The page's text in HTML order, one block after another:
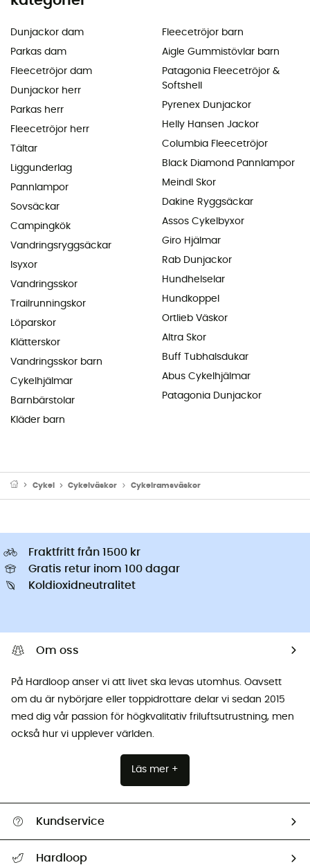
Dunjackor dam
Parkas dam
Fleecetröjor dam
Dunjackor herr
Parkas herr
Fleecetröjor herr
Tältar
Liggunderlag
Pannlampor
Sovsäckar
Campingkök
Vandringsryggsäckar
Isyxor
Vandringsskor
Trailrunningskor
Löparskor
Klätterskor
Vandringsskor barn
Cykelhjälmar
Barnbärstolar
Kläder barn
Fleecetröjor barn
Aigle Gummistövlar barn
Patagonia Fleecetröjor &
Softshell
Pyrenex Dunjackor
Helly Hansen Jackor
Columbia Fleecetröjor
Black Diamond Pannlampor
Meindl Skor
Dakine Ryggsäckar
Assos Cykelbyxor
Giro Hjälmar
Rab Dunjackor
Hundhelselar
Hundkoppel
Ortlieb Väskor
Altra Skor
Buff Tubhalsdukar
Abus Cykelhjälmar
Patagonia Dunjackor
Cykel Cykelväskor Cykelramsväskor
Fraktfritt från 1500 kr
Gratis retur inom 100 dagar
Koldioxidneutralitet
Om oss
På Hardloop anser vi att livet ska levas utomhus. Oavsett
om du är nybörjare eller toppidrottare delar vi sedan 2015
med dig vår passion för högkvalitativ friluftsutrustning, men
också hur vi upplever världen.
Läs mer +
Kundservice
Hardloop